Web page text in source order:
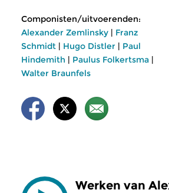
Componisten/uitvoerenden:
Alexander Zemlinsky | Franz
Schmidt | Hugo Distler | Paul
Hindemith | Paulus Folkertsma |
Walter Braunfels
Werken van